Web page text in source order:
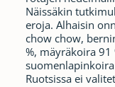
Näissäkin
eroja. Alhaisin
chow chow,
%, mäyräkoira
Ruotsissa ei